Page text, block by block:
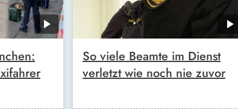
So viele Beamte im Dienst
verletzt wie noch nie zuvor